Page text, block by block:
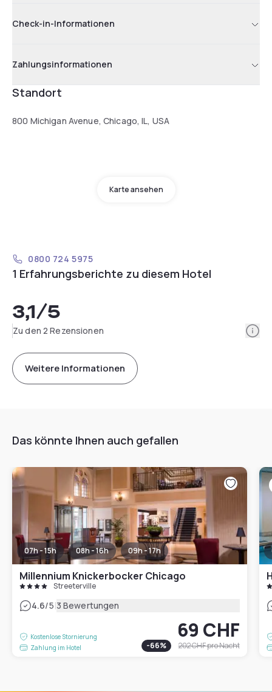
Check-in-Informationen
Zahlungsinformationen
Standort
800 Michigan Avenue, Chicago, IL, USA
Karte ansehen
0800 724 5975
1 Erfahrungsberichte zu diesem Hotel
3,1/5
Zu den 2 Rezensionen
Weitere Informationen
Das könnte Ihnen auch gefallen
07h - 15h 08h - 16h 09h - 17h
Millennium Knickerbocker Chicago
Streeterville
4.6/5|3 Bewertungen
Kostenlose Stornierung
Zahlung im Hotel
69 CHF
-66% 202 CHFpro Nacht